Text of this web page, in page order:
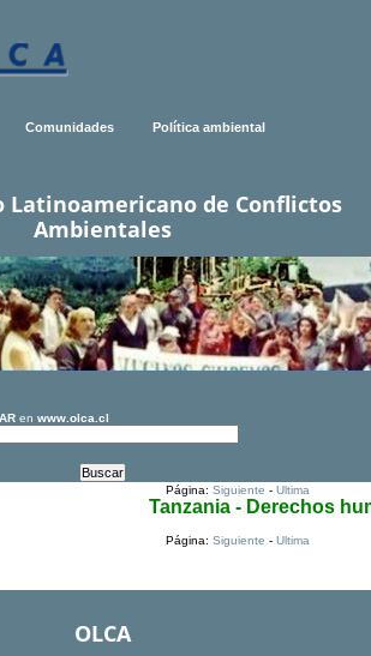
Comunidades Política ambiental
Latinoamericano de Conflictos
Ambientales
en www.olca.cl
Página:Siguiente -Ultima
Tanzania - Derechos
Página:Siguiente -Ultima
OLCA